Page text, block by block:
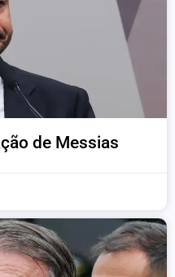
de Messias